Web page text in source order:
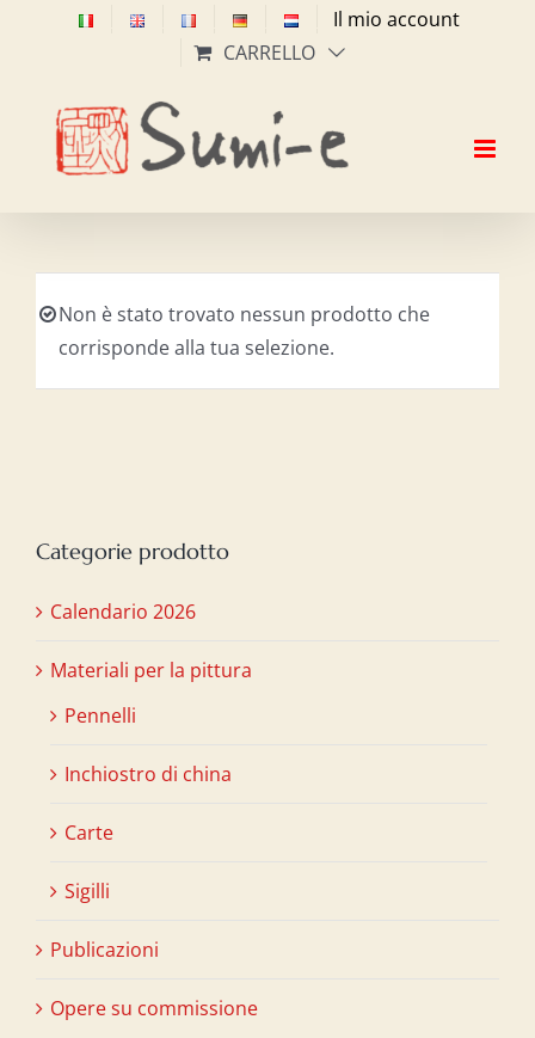
Il mio account
CARRELLO
Non è stato trovato nessun prodotto che
corrisponde alla tua selezione.
Categorie prodotto
Calendario 2026
Materiali per la pittura
Pennelli
Inchiostro di china
Carte
Sigilli
Publicazioni
Opere su commissione